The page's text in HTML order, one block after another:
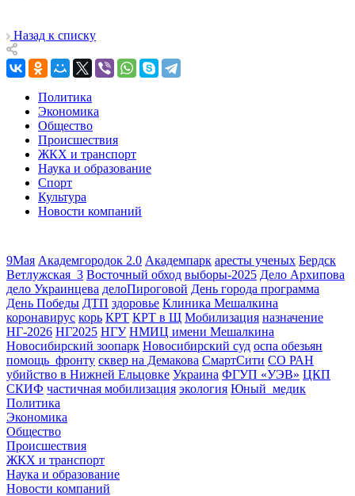
Назад к списку
Политика
Экономика
Общество
Происшествия
ЖКХ и транспорт
Наука и образование
Спорт
Культура
Новости компаний
9Мая Академгородок 2.0 Академпарк аресты ученых Бердск
Ветлужская_3 Восточный обход выборы-2025 Дело Архипова
дело Украинцева делоПироговой День города программа
День Победы ДТП здоровье Клиника Мешалкина
коронавирус корь КРТ КРТ в Щ Мобилизация назначение
НГ-2026 НГ2025 НГУ НМИЦ имени Мешалкина
Новосибирский зоопарк Новосибирский суд оспа обезьян
помощь_фронту сквер на Демакова СмартСити СО РАН
убийство в Нижней Ельцовке Украина ФГУП «УЭВ» ЦКП
СКИФ частичная мобилизация экология Юный_медик
Политика
Экономика
Общество
Происшествия
ЖКХ и транспорт
Наука и образование
Новости компаний